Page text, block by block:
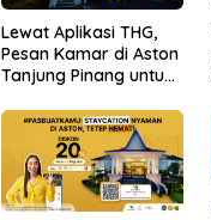
Lewat Aplikasi THG,
Pesan Kamar di Aston
Tanjung Pinang untuk
Lebih Praktis dan